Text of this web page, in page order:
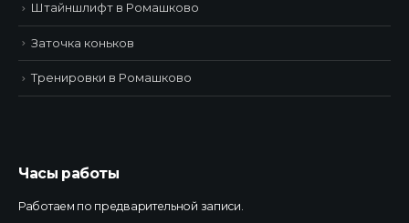
Штайншлифт в Ромашково
Заточка коньков
Тренировки в Ромашково
Часы работы
Работаем по предварительной записи.